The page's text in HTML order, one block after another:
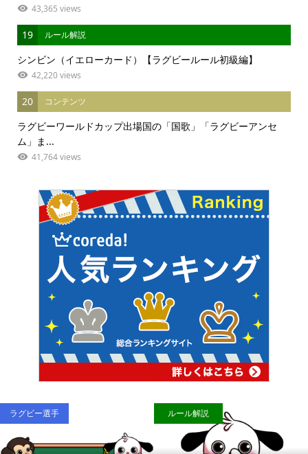
43,365 views
19 ルール解説
シンビン（イエローカード）【ラグビールール初級編】
42,220 views
20 コンテンツ
ラグビーワールドカップ出場国の「国歌」「ラグビーアンセ
ム」ま...
41,764 views
ラグビー選手 ルール解説